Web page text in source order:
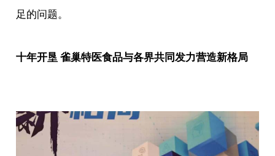
足的问题。
十年开垦 雀巢特医食品与各界共同发力营造新格局